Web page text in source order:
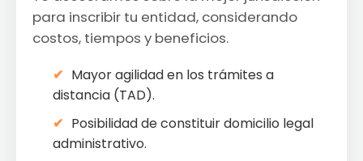
para inscribir tu entidad, considerando
costos, tiempos y beneficios.
Mayor agilidad en los trámites a
distancia (TAD).
Posibilidad de constituir domicilio legal
administrativo.